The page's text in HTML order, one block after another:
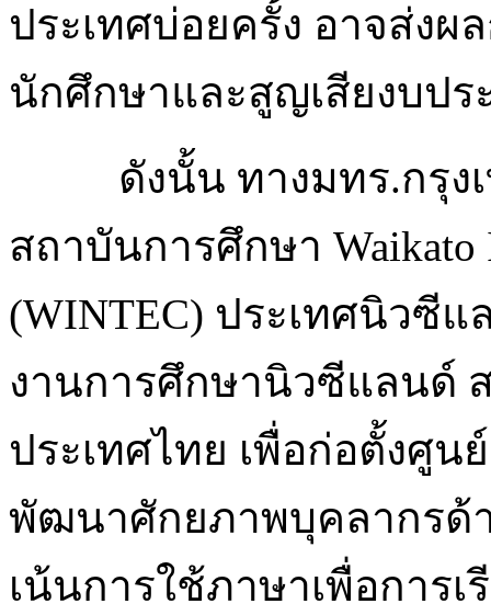
ประเทศบ่อยครั้ง อาจส่งผ
นักศึกษาและสูญเสียงบป
ดังนั้น ทางมทร.กรุ
สถาบันการศึกษา Waikato
(WINTEC) ประเทศนิวซี
งานการศึกษานิวซีแลนด์
ประเทศไทย เพื่อก่อตั้งศูน
พัฒนาศักยภาพบุคลากรด้
เน้นการใช้ภาษาเพื่อการ